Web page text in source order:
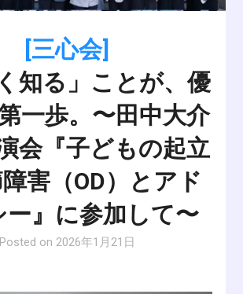
[三心会]
知る」ことが、優
一歩。〜田中大介
会『子どもの起立
害（OD）とアド
ー』に参加して〜
Posted on 2026年1月21日